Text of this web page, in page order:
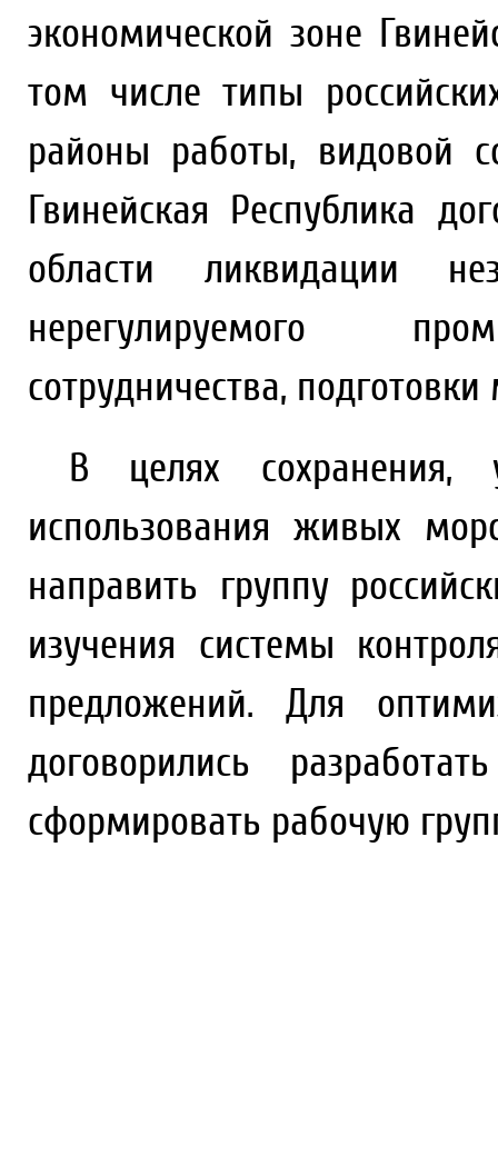
экономической зоне
том числе типы
районы работы, видовой
Гвинейская Республика
области ликвидации
нерегулируемого
сотрудничества,
В целях сохранения,
использования живых
направить группу
изучения системы
предложений. Для
договорились
сформировать рабочую